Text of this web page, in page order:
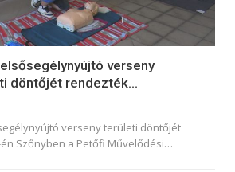
verseny
döntőjét rendezték…
verseny területi döntőjét
Szőnyben a Petőfi Művelődési…